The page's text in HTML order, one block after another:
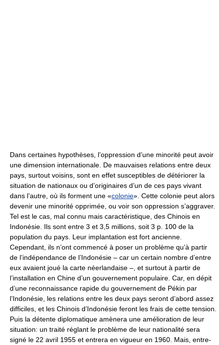
Dans certaines hypothèses, l’oppression d’une minorité peut avoir
une dimension internationale. De mauvaises relations entre deux
pays, surtout voisins, sont en effet susceptibles de détériorer la
situation de nationaux ou d’originaires d’un de ces pays vivant
dans l’autre, où ils forment une «colonie». Cette colonie peut alors
devenir une minorité opprimée, ou voir son oppression s’aggraver.
Tel est le cas, mal connu mais caractéristique, des Chinois en
Indonésie. Ils sont entre 3 et 3,5 millions, soit 3 p. 100 de la
population du pays. Leur implantation est fort ancienne.
Cependant, ils n’ont commencé à poser un problème qu’à partir
de l’indépendance de l’Indonésie – car un certain nombre d’entre
eux avaient joué la carte néerlandaise –, et surtout à partir de
l’installation en Chine d’un gouvernement populaire. Car, en dépit
d’une reconnaissance rapide du gouvernement de Pékin par
l’Indonésie, les relations entre les deux pays seront d’abord assez
difficiles, et les Chinois d’Indonésie feront les frais de cette tension.
Puis la détente diplomatique amènera une amélioration de leur
situation: un traité réglant le problème de leur nationalité sera
signé le 22 avril 1955 et entrera en vigueur en 1960. Mais, entre-